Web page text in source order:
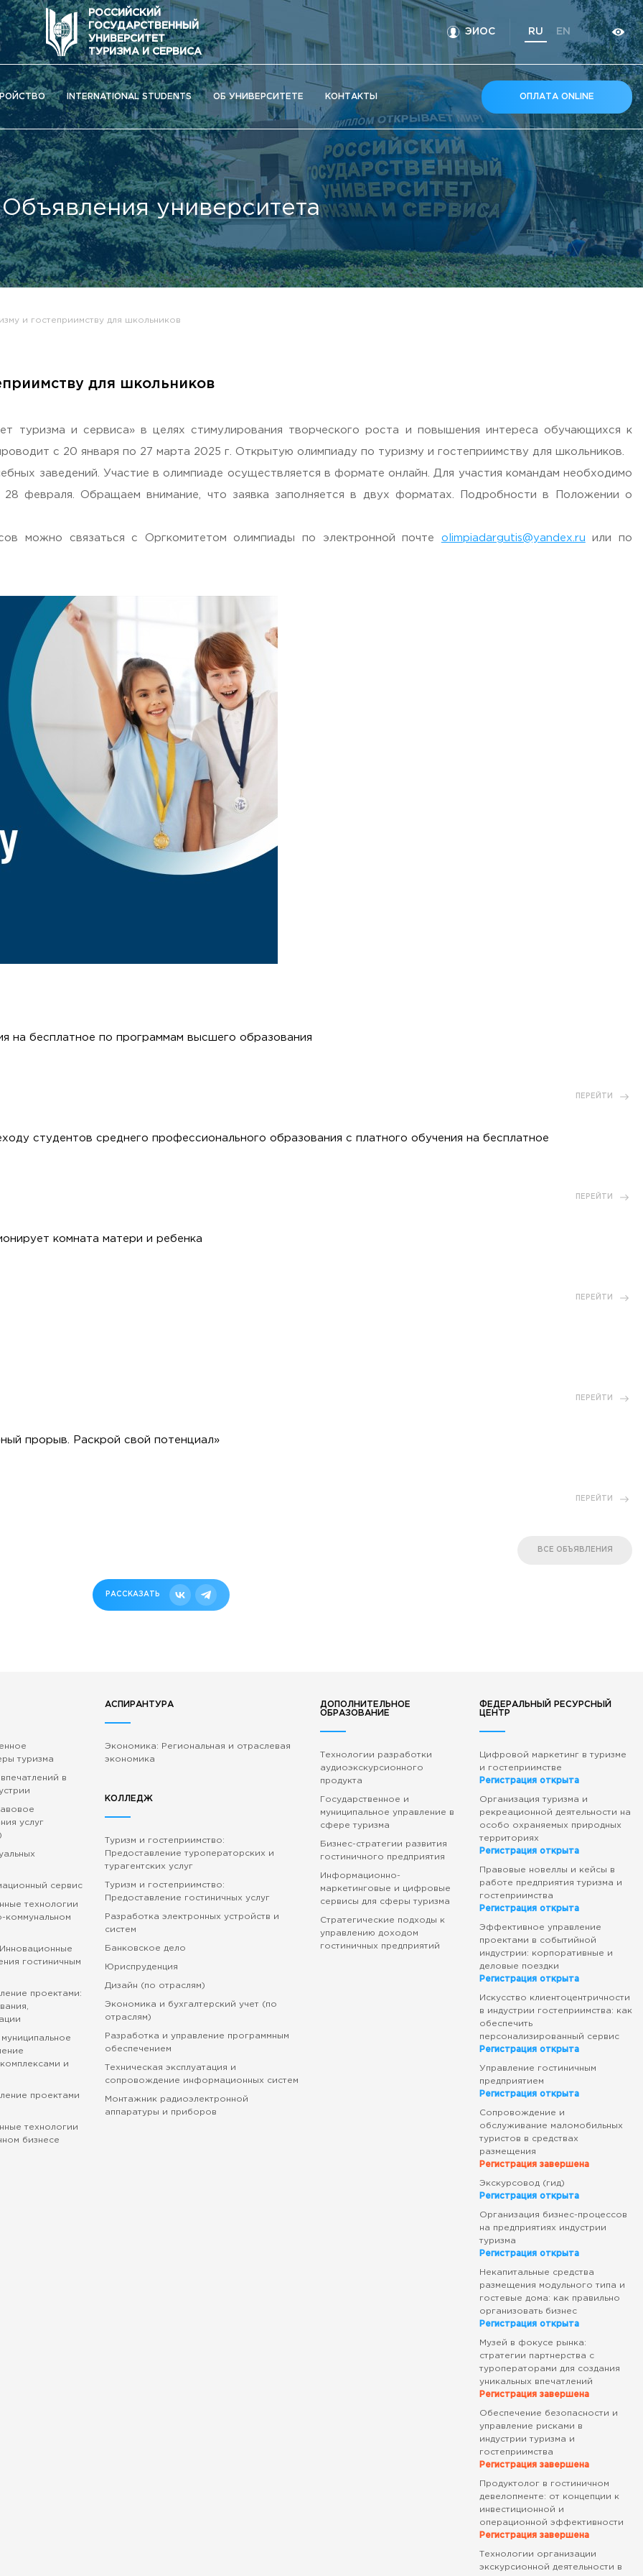
РОССИЙСКИЙ
ГОСУДАРСТВЕННЫЙ
УНИВЕРСИТЕТ
ТУРИЗМА И СЕРВИСА
ЭИОС RU EN
INTERNATIONAL STUDENTS ОБ УНИВЕРСИТЕТЕ КOНТАКТЫ ОПЛАТА ONLINE
– Сервису»
Черкизово, ул. Главная, 99
Объявления университета
и гостеприимству для школьников
для школьников
туризма и сервиса» в целях стимулирования творческого роста и повышения интереса обучающихся к
с 20 января по 27 марта 2025 г. Открытую олимпиаду по туризму и гостеприимству для школьников.
заведений. Участие в олимпиаде осуществляется в формате онлайн. Для участия командам необходимо
февраля. Обращаем внимание, что заявка заполняется в двух форматах. Подробности в Положении о
можно связаться с Оргкомитетом олимпиады по электронной почте olimpiadargutis@yandex.ru или по
на бесплатное по программам высшего образования
ПЕРЕЙТИ
студентов среднего профессионального образования с платного обучения на бесплатное
ПЕРЕЙТИ
комната матери и ребенка
ПЕРЕЙТИ
ПЕРЕЙТИ
прорыв. Раскрой свой потенциал»
ПЕРЕЙТИ
ВСЕ ОБЪЯВЛЕНИЯ
РАССКАЗАТЬ
туризма
в
услуг
сервис
технологии
коммунальном
гостиничным
проектами:
и
проектами
технологии
бизнесе
АСПИРАНТУРА
Экономика: Региональная и отраслевая
экономика
КОЛЛЕДЖ
Туризм и гостеприимство:
Предоставление туроператорских и
турагентских услуг
Туризм и гостеприимство:
Предоставление гостиничных услуг
Разработка электронных устройств и
систем
Банковское дело
Юриспруденция
Дизайн (по отраслям)
Экономика и бухгалтерский учет (по
отраслям)
Разработка и управление программным
обеспечением
Техническая эксплуатация и
сопровождение информационных систем
Монтажник радиоэлектронной
аппаратуры и приборов
ДОПОЛНИТЕЛЬНОЕ
ОБРАЗОВАНИЕ
Технологии разработки
аудиоэкскурсионного
продукта
Государственное и
муниципальное управление в
сфере туризма
Бизнес-стратегии развития
гостиничного предприятия
Информационно-
маркетинговые и цифровые
сервисы для сферы туризма
Стратегические подходы к
управлению доходом
гостиничных предприятий
ФЕДЕРАЛЬНЫЙ РЕСУРСНЫЙ
ЦЕНТР
Цифровой маркетинг в туризме
и гостеприимстве
Регистрация открыта
Организация туризма и
рекреационной деятельности на
особо охраняемых природных
территориях
Регистрация открыта
Правовые новеллы и кейсы в
работе предприятия туризма и
гостеприимства
Регистрация открыта
Эффективное управление
проектами в событийной
индустрии: корпоративные и
деловые поездки
Регистрация открыта
Искусство клиентоцентричности
в индустрии гостеприимства: как
обеспечить
персонализированный сервис
Регистрация открыта
Управление гостиничным
предприятием
Регистрация открыта
Сопровождение и
обслуживание маломобильных
туристов в средствах
размещения
Регистрация завершена
Экскурсовод (гид)
Регистрация открыта
Организация бизнес-процессов
на предприятиях индустрии
туризма
Регистрация открыта
Некапитальные средства
размещения модульного типа и
гостевые дома: как правильно
организовать бизнес
Регистрация открыта
Музей в фокусе рынка:
стратегии партнерства с
туроператорами для создания
уникальных впечатлений
Регистрация завершена
Обеспечение безопасности и
управление рисками в
индустрии туризма и
гостеприимства
Регистрация завершена
Продуктолог в гостиничном
девелопменте: от концепции к
инвестиционной и
операционной эффективности
Регистрация завершена
Технологии организации
экскурсионной деятельности в